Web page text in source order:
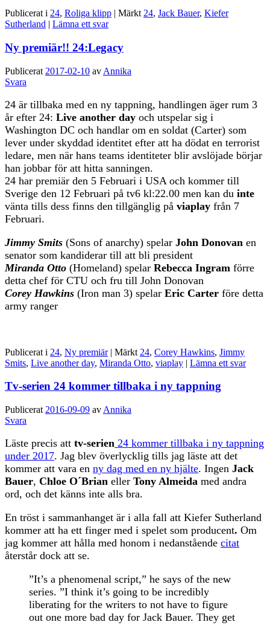
Publicerat i 24, Roliga klipp | Märkt 24, Jack Bauer, Kiefer
Sutherland | Lämna ett svar
Ny premiär!! 24:Legacy
Publicerat 2017-02-10 av Annika
Svara
24 är tillbaka med en ny tappning, handlingen äger rum 3
år efter 24: Live another day och utspelar sig i
Washington DC och handlar om en soldat (Carter) som
lever under skyddad identitet efter att ha dödat en terrorist
ledare, men när hans teams identiteter blir avslöjade börjar
han jobbar för att hitta sanningen.
24 har premiär den 5 Februari i USA och kommer till
Sverige den 12 Februari på tv6 kl:22.00 men kan du inte
vänta tills dess finns den tillgänglig på viaplay från 7
Februari.
Jimmy Smits (Sons of anarchy) spelar John Donovan en
senator som kandiderar till att bli president
Miranda Otto (Homeland) spelar Rebecca Ingram förre
detta chef för CTU och fru till John Donovan
Corey Hawkins (Iron man 3) spelar Eric Carter före detta
army ranger
Publicerat i 24, Ny premiär | Märkt 24, Corey Hawkins, Jimmy
Smits, Live another day, Miranda Otto, viaplay | Lämna ett svar
Tv-serien 24 kommer tillbaka i ny tappning
Publicerat 2016-09-09 av Annika
Svara
Läste precis att tv-serien 24 kommer tillbaka i ny tappning
under 2017. Jag blev överlycklig tills jag läste att det
kommer att vara en ny dag med en ny hjälte. Ingen Jack
Bauer, Chloe O´Brian eller Tony Almeida med andra
ord, och det känns inte alls bra.
En tröst i sammanhanget är i alla fall att Kiefer Sutherland
kommer att ha ett finger med i spelet som producent. Om
jag kommer att hålla med honom i nedanstående citat
återstår dock att se.
”It’s a phenomenal script,” he says of the new
series. ”I think it’s going to be incredibly
liberating for the writers to not have to figure
out one more bad day for Jack Bauer. They get